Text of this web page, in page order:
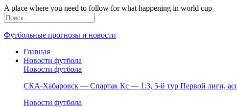
A place where you need to follow for what happening in world cup
Футбольные прогнозы и новости
Главная
Новости футбола
Новости футбола
СКА-Хабаровск — Спартак Кс — 1:3, 5-й тур Первой лиги,
Новости футбола